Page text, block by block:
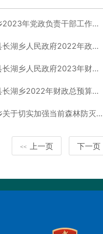
长湖乡2023年党政负责干部工作分工
岳阳县长湖乡人民政府2022年政府信息公开工作年度报告
岳阳县长湖乡人民政府2023年财政总预算公开
岳阳县长湖乡2022年财政总预算公开
长湖乡关于切实加强当前森林防灭火工作的紧急通知
<< 上一页 下一页